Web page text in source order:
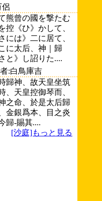
侶
熊曾の國を撃たむ
控《ひ》かして、
には》二に居て、
に太后、神｜歸
と》し詔りた....
:白鳥庫吉
歸神、故天皇坐筑
、天皇控御琴而、
之命、於是太后歸
金銀爲本、目之炎
歸-賜其....
[沙庭]もっと見る